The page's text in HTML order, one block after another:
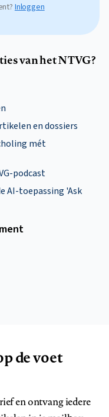
Inloggen
van het NTVG?
en dossiers
mét
podcast
AI-toepassing 'Ask
de voet
en ontvang iedere